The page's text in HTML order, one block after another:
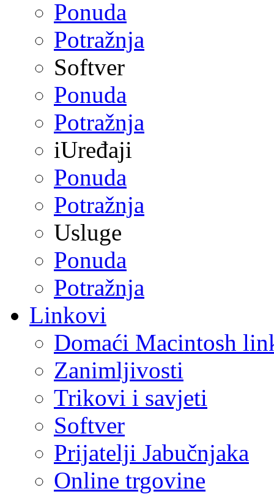
Ponuda
Potražnja
Softver
Ponuda
Potražnja
iUređaji
Ponuda
Potražnja
Usluge
Ponuda
Potražnja
Linkovi
Domaći Macintosh
Zanimljivosti
Trikovi i savjeti
Softver
Prijatelji Jabučnjaka
Online trgovine